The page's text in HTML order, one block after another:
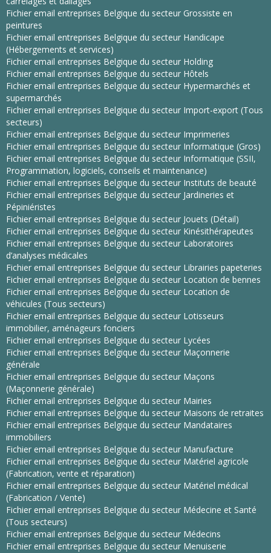
Fichier email entreprises Belgique du secteur Grossiste en
peintures
Fichier email entreprises Belgique du secteur Handicape
(Hébergements et services)
Fichier email entreprises Belgique du secteur Holding
Fichier email entreprises Belgique du secteur Hôtels
Fichier email entreprises Belgique du secteur Hypermarchés et
supermarchés
Fichier email entreprises Belgique du secteur Import-export (Tous
secteurs)
Fichier email entreprises Belgique du secteur Imprimeries
Fichier email entreprises Belgique du secteur Informatique (Gros)
Fichier email entreprises Belgique du secteur Informatique (SSII,
Programmation, logiciels, conseils et maintenance)
Fichier email entreprises Belgique du secteur Instituts de beauté
Fichier email entreprises Belgique du secteur Jardineries et
Pépiniéristes
Fichier email entreprises Belgique du secteur Jouets (Détail)
Fichier email entreprises Belgique du secteur Kinésithérapeutes
Fichier email entreprises Belgique du secteur Laboratoires
d’analyses médicales
Fichier email entreprises Belgique du secteur Librairies papeteries
Fichier email entreprises Belgique du secteur Location de bennes
Fichier email entreprises Belgique du secteur Location de
véhicules (Tous secteurs)
Fichier email entreprises Belgique du secteur Lotisseurs
immobilier, aménageurs fonciers
Fichier email entreprises Belgique du secteur Lycées
Fichier email entreprises Belgique du secteur Maçonnerie
générale
Fichier email entreprises Belgique du secteur Maçons
(Maçonnerie générale)
Fichier email entreprises Belgique du secteur Mairies
Fichier email entreprises Belgique du secteur Maisons de retraites
Fichier email entreprises Belgique du secteur Mandataires
immobiliers
Fichier email entreprises Belgique du secteur Manufacture
Fichier email entreprises Belgique du secteur Matériel agricole
(Fabrication, vente et réparation)
Fichier email entreprises Belgique du secteur Matériel médical
(Fabrication / Vente)
Fichier email entreprises Belgique du secteur Médecine et Santé
(Tous secteurs)
Fichier email entreprises Belgique du secteur Médecins
Fichier email entreprises Belgique du secteur Menuiserie